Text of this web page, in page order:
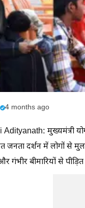
4 months ago
Adityanath: मुख्यमंत्री
जनता दर्शन में लोगों से
गंभीर बीमारियों से